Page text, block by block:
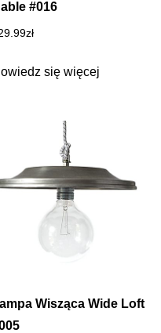
#016
zł
się więcej
Wisząca Wide Loft